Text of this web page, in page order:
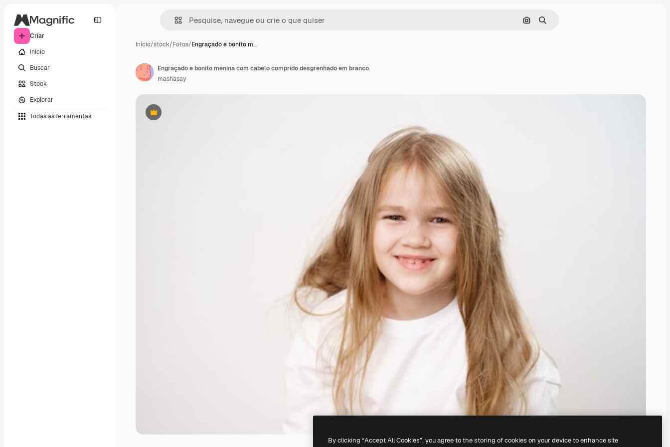
Criar
Início
Buscar
Stock
Explorar
Todas as ferramentas
Pesquisar por imagem
Buscar
Início/stock/Fotos/Engraçado e bonito m…
Premium
Engraçado e bonito menina com cabelo comprido desgrenhado em branco.
mashasay
By clicking “Accept All Cookies”, you agree to the storing of cookies on your device to enhance site